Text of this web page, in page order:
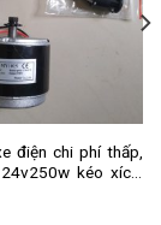
điện chi phí thấp,
kéo xích,
trẻ em, chế xe